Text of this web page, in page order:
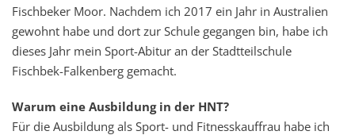
Fischbeker Moor. Nachdem ich 2017 ein Jahr in Australien
gewohnt habe und dort zur Schule gegangen bin, habe ich
dieses Jahr mein Sport-Abitur an der Stadtteilschule
Fischbek-Falkenberg gemacht.
Warum eine Ausbildung in der HNT?
Für die Ausbildung als Sport- und Fitnesskauffrau habe ich